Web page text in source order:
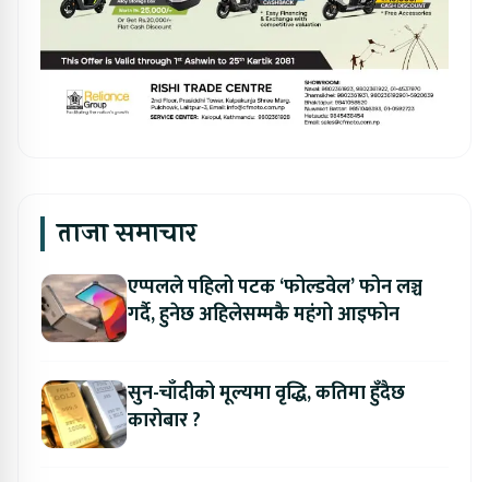
ताजा समाचार
एप्पलले पहिलो पटक ‘फोल्डवेल’ फोन लञ्च
गर्दै, हुनेछ अहिलेसम्मकै महंगो आइफोन
सुन-चाँदीको मूल्यमा वृद्धि, कतिमा हुँदैछ
कारोबार ?